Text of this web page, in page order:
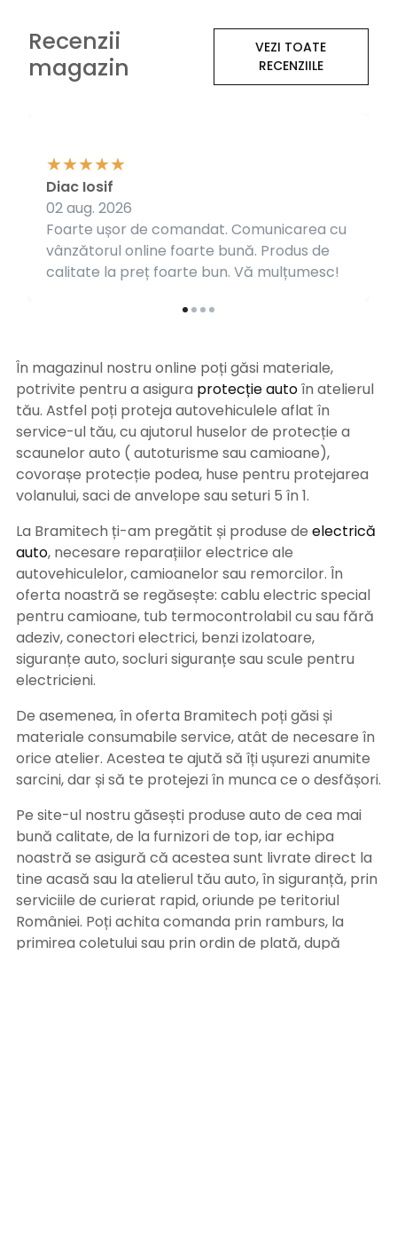
Recenzii
magazin
VEZI TOATE
RECENZIILE
Foarte ușor de comandat. Comunicarea cu
vânzătorul online foarte bună. Produs de
calitate la preț foarte bun. Vă mulțumesc!
Diac Iosif
02 aug. 2026
În magazinul nostru online poți găsi materiale,
potrivite pentru a asigura protecție autoîn atelierul
tău. Astfel poți proteja autovehiculele aflat în
service-ul tău, cu ajutorul huselor de protecție a
scaunelor auto ( autoturisme sau camioane),
covorașe protecție podea, huse pentru protejarea
volanului, saci de anvelope sau seturi 5 în 1.
La Bramitech ți-am pregătit și produse de electrică
auto, necesare reparațiilor electrice ale
autovehiculelor, camioanelor sau remorcilor. În
oferta noastră se regăsește: cablu electric special
pentru camioane, tub termocontrolabil cu sau fără
adeziv, conectori electrici, benzi izolatoare,
siguranțe auto, socluri siguranțe sau scule pentru
electricieni.
De asemenea, în oferta Bramitech poți găsi și
materiale consumabile service, atât de necesare în
orice atelier. Acestea te ajută să îți ușurezi anumite
sarcini, dar și să te protejezi în munca ce o desfășori.
Pe site-ul nostru găsești produse auto de cea mai
bună calitate, de la furnizori de top, iar echipa
noastră se asigură că acestea sunt livrate direct la
tine acasă sau la atelierul tău auto, în siguranță, prin
serviciile de curierat rapid, oriunde pe teritoriul
României. Poți achita comanda prin ramburs, la
primirea coletului sau prin ordin de plată, după